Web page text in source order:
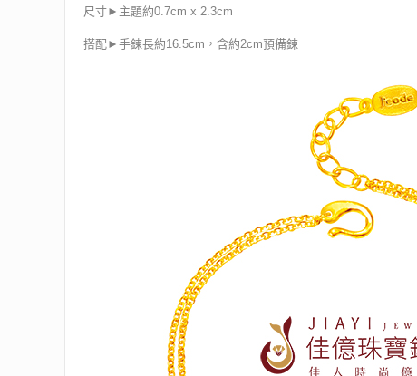
尺寸►主題約0.7cm x 2.3cm
搭配►手鍊長約16.5cm，含約2cm預備鍊